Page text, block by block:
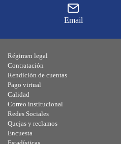
Email
Régimen legal
Contratación
Rendición de cuentas
Pago virtual
Calidad
Correo institucional
Redes Sociales
Quejas y reclamos
Encuesta